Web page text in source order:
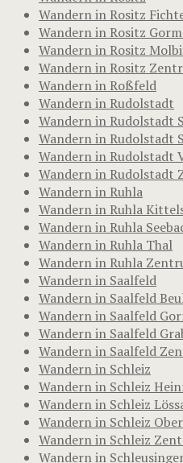
Wandern in Rositz
Wandern in Rositz
Wandern in Rositz
Wandern in Rositz
Wandern in Roßfeld
Wandern in Rudolstadt
Wandern in Rudolstadt
Wandern in Rudolstadt
Wandern in Rudolstadt
Wandern in Rudolstadt
Wandern in Ruhla
Wandern in Ruhla
Wandern in Ruhla
Wandern in Ruhla Thal
Wandern in Ruhla
Wandern in Saalfeld
Wandern in Saalfeld
Wandern in Saalfeld
Wandern in Saalfeld
Wandern in Saalfeld
Wandern in Schleiz
Wandern in Schleiz
Wandern in Schleiz
Wandern in Schleiz
Wandern in Schleiz
Wandern in